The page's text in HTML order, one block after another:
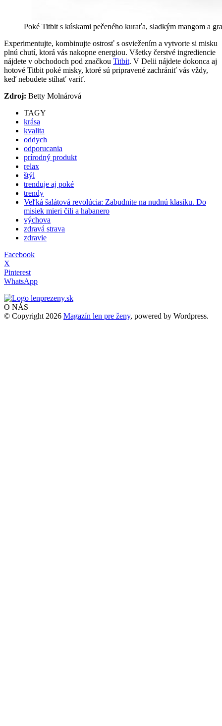
Poké Titbit s kúskami pečeného kuraťa, sladkým mangom a
Experimentujte, kombinujte ostrosť s osviežením a vytvorte si misku
plnú chutí, ktorá vás nakopne energiou. Všetky čerstvé ingrediencie
nájdete v obchodoch pod značkou Titbit. V Delii nájdete dokonca aj
hotové Titbit poké misky, ktoré sú pripravené zachrániť vás vždy,
keď nebudete stíhať variť.
Zdroj: Betty Molnárová
TAGY
krása
kvalita
oddych
odporucania
prírodný produkt
relax
štýl
trenduje aj poké
trendy
Veľká šalátová revolúcia: Zabudnite na nudnú klasiku. Do
misiek mieri čili a habanero
výchova
zdravá strava
zdravie
Facebook
X
Pinterest
WhatsApp
O NÁS
© Copyright 2026 Magazín len pre ženy, powered by Wordpress.